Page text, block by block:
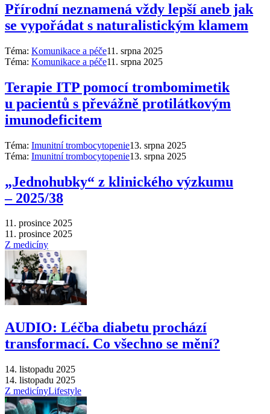
Přírodní neznamená vždy lepší aneb jak
se vypořádat s naturalistickým klamem
Téma: Komunikace a péče11. srpna 2025
Téma: Komunikace a péče11. srpna 2025
Terapie ITP pomocí trombomimetik
u pacientů s převážně protilátkovým
imunodeficitem
Téma: Imunitní trombocytopenie13. srpna 2025
Téma: Imunitní trombocytopenie13. srpna 2025
„Jednohubky“ z klinického výzkumu
–⁠ 2025/38
11. prosince 2025
11. prosince 2025
Z medicíny
AUDIO: Léčba diabetu prochází
transformací. Co všechno se mění?
14. listopadu 2025
14. listopadu 2025
Z medicínyLifestyle